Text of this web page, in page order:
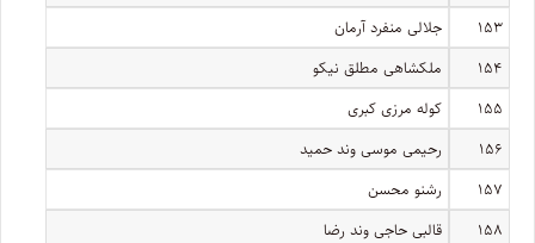
۱۵۳
جلالی منفرد آرمان
۱۵۴
ملکشاهی مطلق نیکو
۱۵۵
کوله مرزی کبری
۱۵۶
رحیمی موسی وند حمید
۱۵۷
رشنو محسن
۱۵۸
قالبی حاجی وند رضا